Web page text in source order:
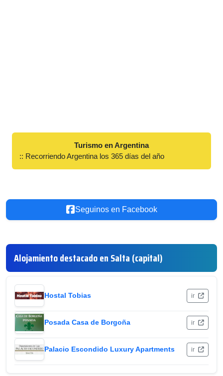
Turismo en Argentina
:: Recorriendo Argentina los 365 días del año
Seguinos en Facebook
Alojamiento destacado en Salta (capital)
Hostal Tobias ir
Posada Casa de Borgoña ir
Palacio Escondido Luxury Apartments ir